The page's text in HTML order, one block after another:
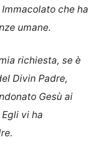
che ha
umane.
richiesta, se è
Divin Padre,
Gesù ai
vi ha